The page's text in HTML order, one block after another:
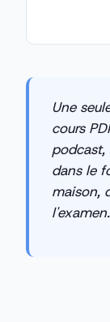
Une
cours
podcast,
dans le
maison,
l'examen.